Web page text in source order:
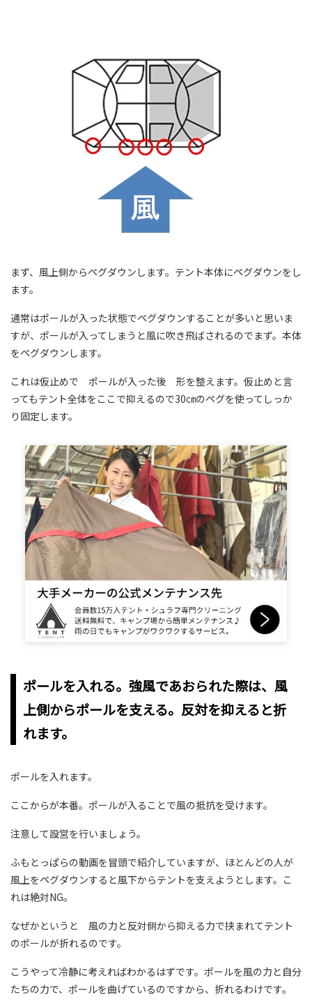
まず、風上側からペグダウンします。テント本体にペグダウンをし
ます。
通常はポールが入った状態でペグダウンすることが多いと思いま
すが、ポールが入ってしまうと風に吹き飛ばされるのでまず。本体
をペグダウンします。
これは仮止めで ポールが入った後 形を整えます。仮止めと言
ってもテント全体をここで抑えるので30㎝のペグを使ってしっか
り固定します。
ポールを入れる。強風であおられた際は、風
上側からポールを支える。反対を抑えると折
れます。
ポールを入れます。
ここからが本番。ポールが入ることで風の抵抗を受けます。
注意して設営を行いましょう。
ふもとっぱらの動画を冒頭で紹介していますが、ほとんどの人が
風上をペグダウンすると風下からテントを支えようとします。こ
れは絶対NG。
なぜかというと 風の力と反対側から抑える力で挟まれてテント
のポールが折れるのです。
こうやって冷静に考えればわかるはずです。ポールを風の力と自分
たちの力で、ポールを曲げているのですから、折れるわけです。